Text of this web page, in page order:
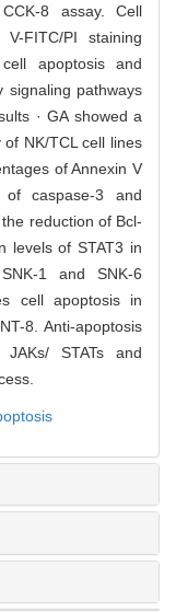
8 assay. Cell
FITC/PI staining
apoptosis and
signaling pathways
· GA showed a
NK/TCL cell lines
of Annexin V
of caspase-3 and
reduction of Bcl-
levels of STAT3 in
1 and SNK-6
cell apoptosis in
8. Anti-apoptosis
STATs and